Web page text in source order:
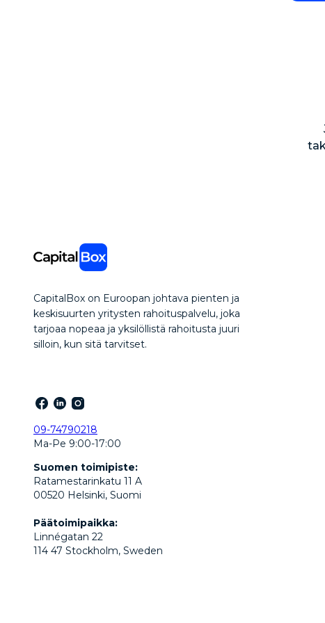
CapitalBox on Euroopan johtava pienten ja
keskisuurten yritysten rahoituspalvelu, joka
tarjoaa nopeaa ja yksilöllistä rahoitusta juuri
silloin, kun sitä tarvitset.
09-74790218
Ma-Pe 9:00-17:00
Suomen toimipiste:
Ratamestarinkatu 11 A
00520 Helsinki, Suomi
Päätoimipaikka:
Linnégatan 22
114 47 Stockholm, Sweden